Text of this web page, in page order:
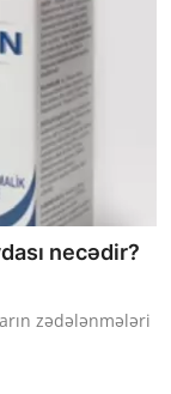
necədir?
zədələnmələri